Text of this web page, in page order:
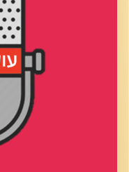
רבע 2: לכו תרכיבו
כך הרבה כשרון בליגה
רבע 3: מיאמי
רבע 4: המאבק על
לפירוק ולמה שרון לא חגג 60